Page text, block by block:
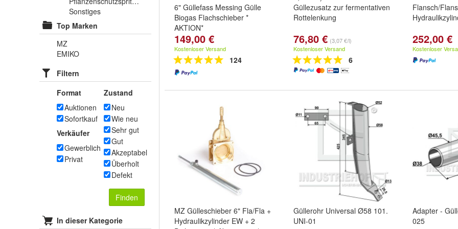
Sonstiges
Top Marken
MZ
EMIKO
Filtern
Format
Auktionen
Sofortkauf
Verkäufer
Gewerblich
Privat
Zustand
Neu
Wie neu
Sehr gut
Gut
Akzeptabel
Überholt
Defekt
Finden
In dieser Kategorie
6" Güllefass Messing Gülle
Biogas Flachschieber *
AKTION*
149,00 €
Kostenloser Versand
124
Güllezusatz zur fermentativen
Rottelenkung
76,80 € (3,07 €/l)
Kostenloser Versand
6
Flansch/
252,00 €
Kostenloser
MZ Gülleschieber 6" Fla/Fla +
Hydraulikzylinder EW + 2
Güllerohr Universal Ø58 101.
UNI-01
Adapter -
025